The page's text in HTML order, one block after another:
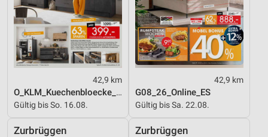
42,9 km
O_KLM_Kuechenbloecke_01_26_ES
Gültig bis So. 16.08.
42,9 km
G08_26_Online_ES
Gültig bis Sa. 22.08.
Zurbrüggen Zurbrüggen